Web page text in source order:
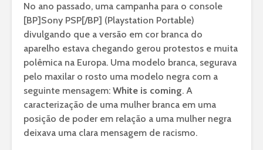
No ano passado, uma campanha para o console
[BP]Sony PSP[/BP] (Playstation Portable)
divulgando que a versão em cor branca do
aparelho estava chegando gerou protestos e muita
polêmica na Europa. Uma modelo branca, segurava
pelo maxilar o rosto uma modelo negra com a
seguinte mensagem: White is coming. A
caracterização de uma mulher branca em uma
posição de poder em relação a uma mulher negra
deixava uma clara mensagem de racismo.